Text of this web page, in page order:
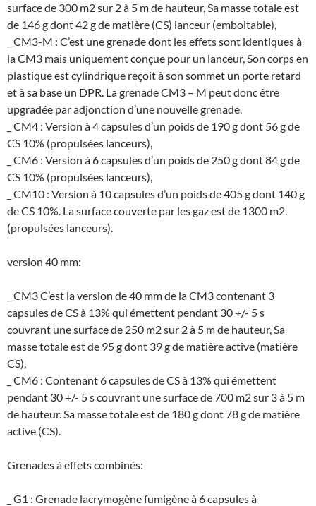
surface de 300 m2 sur 2 à 5 m de hauteur, Sa masse totale est
de 146 g dont 42 g de matière (CS) lanceur (emboitable),
_ CM3-M : C’est une grenade dont les effets sont identiques à
la CM3 mais uniquement conçue pour un lanceur, Son corps en
plastique est cylindrique reçoit à son sommet un porte retard
et à sa base un DPR. La grenade CM3 – M peut donc être
upgradée par adjonction d’une nouvelle grenade.
_ CM4 : Version à 4 capsules d’un poids de 190 g dont 56 g de
CS 10% (propulsées lanceurs),
_ CM6 : Version à 6 capsules d’un poids de 250 g dont 84 g de
CS 10% (propulsées lanceurs),
_ CM10 : Version à 10 capsules d’un poids de 405 g dont 140 g
de CS 10%. La surface couverte par les gaz est de 1300 m2.
(propulsées lanceurs).
version 40 mm:
_ CM3 C’est la version de 40 mm de la CM3 contenant 3
capsules de CS à 13% qui émettent pendant 30 +/- 5 s
couvrant une surface de 250 m2 sur 2 à 5 m de hauteur, Sa
masse totale est de 95 g dont 39 g de matière active (matière
CS),
_ CM6 : Contenant 6 capsules de CS à 13% qui émettent
pendant 30 +/- 5 s couvrant une surface de 700 m2 sur 3 à 5 m
de hauteur. Sa masse totale est de 180 g dont 78 g de matière
active (CS).
Grenades à effets combinés:
_ G1 : Grenade lacrymogène fumigène à 6 capsules à